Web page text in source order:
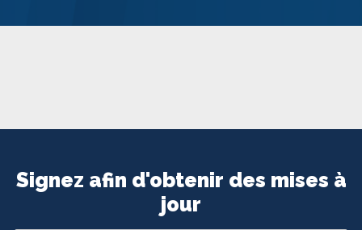
Signez afin d'obtenir des mises à
jour